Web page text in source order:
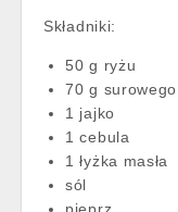
Składniki:
50 g ryżu
70 g
1 jajko
1 cebula
1 łyżka masła
sól